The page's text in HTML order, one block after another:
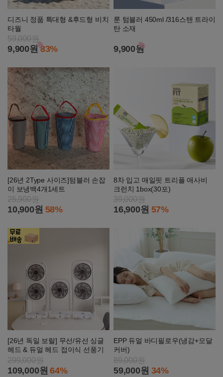
디즈니 정품 특대형 &후드형 비치
타월
59,000원
9,900원 83%
룬 텀블러 450ml /316스텐 트라이
탄 소재
9,900원
[26년 2Type 사이즈]텀블러 손잡
이 보냉백4개1세트
25,900원
10,900원 58%
8차 입고 매일핏 트리플 애사비
크런치 1box(30포)
39,000원
16,900원 57%
[26년 독일 보랄] 무선/유선 싱글
헤드 & 듀얼 헤드 접이식 선풍기
299,000원
109,000원 64%
EPP 듀얼 바디필로우(냉감+모달
커버)
89,000원
59,000원 34%